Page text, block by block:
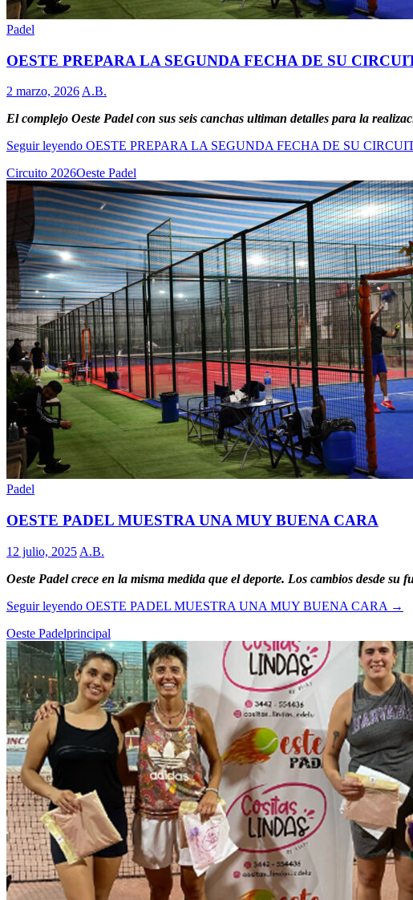
Padel
OESTE PREPARA LA SEGUNDA FECHA DE SU
2 marzo, 2026 A.B.
El complejo Oeste Padel con sus seis canchas ultiman detalles para la
Seguir leyendo OESTE PREPARA LA SEGUNDA FECHA DE SU
Circuito 2026Oeste Padel
Padel
OESTE PADEL MUESTRA UNA MUY BUENA CARA
12 julio, 2025 A.B.
Oeste Padel crece en la misma medida que el deporte. Los cambios desde su
Seguir leyendo OESTE PADEL MUESTRA UNA MUY BUENA CARA →
Oeste Padelprincipal